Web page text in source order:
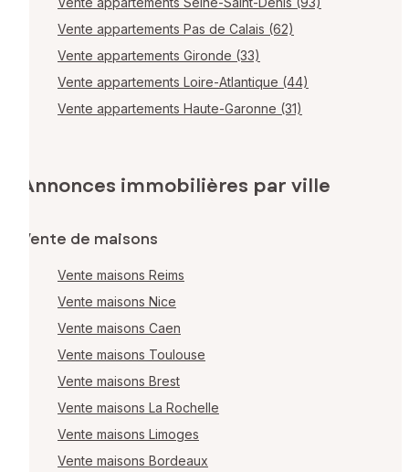
Vente appartements Pas de Calais (62)
Vente appartements Gironde (33)
Vente appartements Loire-Atlantique (44)
Vente appartements Haute-Garonne (31)
Annonces immobilières par ville
Vente de maisons
Vente maisons Reims
Vente maisons Nice
Vente maisons Caen
Vente maisons Toulouse
Vente maisons Brest
Vente maisons La Rochelle
Vente maisons Limoges
Vente maisons Bordeaux